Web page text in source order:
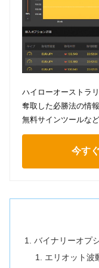
ハイローオーストラ
奪取した必勝法の情
無料サインツールな
今す
バイナリーオプ
エリオット波